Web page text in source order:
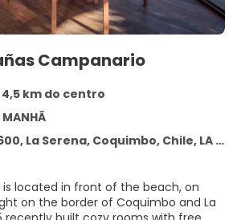
Campanario
4,5 km do centro
MANHÃ
Serena, Coquimbo, Chile, LA SERENA 1720816
located in front of the beach, on
on the border of Coquimbo and La